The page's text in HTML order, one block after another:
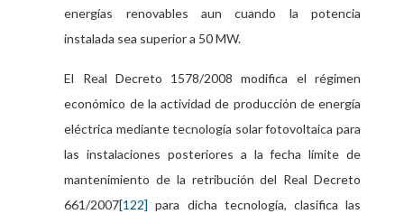
energías renovables aun cuando la potencia
instalada sea superior a 50 MW.
El Real Decreto 1578/2008 modifica el régimen
económico de la actividad de producción de energía
eléctrica mediante tecnología solar fotovoltaica para
las instalaciones posteriores a la fecha límite de
mantenimiento de la retribución del Real Decreto
661/2007[122] para dicha tecnología, clasifica las